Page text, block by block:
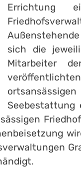
Errichtung
sich die
Mitarbeiter
Seebestattung